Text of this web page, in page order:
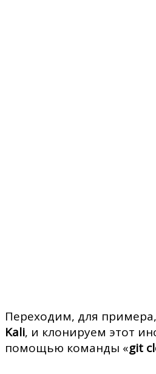
Переходим, для
Kali, и клонируем этот
помощью команды «git